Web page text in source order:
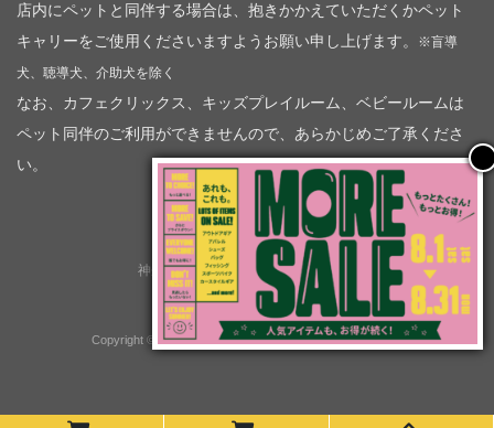
店内にペットと同伴する場合は、抱きかかえていただくかペット
キャリーをご使用くださいますようお願い申し上げます。
※盲導
犬、聴導犬、介助犬を除く
なお、カフェクリックス、キッズプレイルーム、ベビールームは
ペット同伴のご利用ができませんので、あらかじめご了承くださ
い。
神奈川トヨタ自動車（企業情報）
トヨタモビリティ神奈川
株式会社会社ＫＴグループ
Copyright © GOOD OPEN AIRS myX All Rights Reserved.